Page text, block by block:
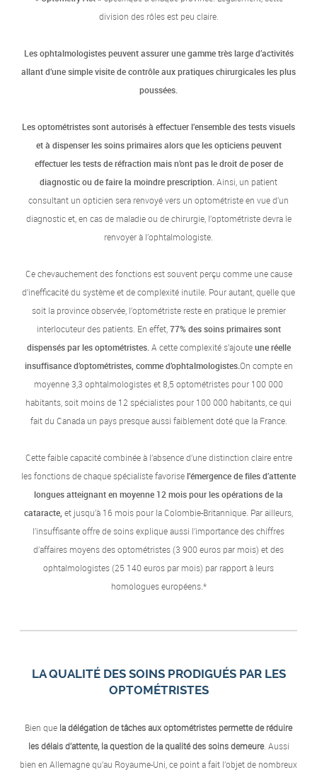
division des rôles est peu claire.
Les ophtalmologistes peuvent assurer une gamme très large d’activités
allant d’une simple visite de contrôle aux pratiques chirurgicales les plus
poussées.
Les optométristes sont autorisés à effectuer l’ensemble des tests visuels
et à dispenser les soins primaires alors que les opticiens peuvent
effectuer les tests de réfraction mais n’ont pas le droit de poser de
diagnostic ou de faire la moindre prescription.Ainsi, un patient
consultant un opticien sera renvoyé vers un optométriste en vue d’un
diagnostic et, en cas de maladie ou de chirurgie, l’optométriste devra le
renvoyer à l’ophtalmologiste.
Ce chevauchement des fonctions est souvent perçu comme une cause
d’inefficacité du système et de complexité inutile. Pour autant, quelle que
soit la province observée, l’optométriste reste en pratique le premier
interlocuteur des patients. En effet,77% des soins primaires sont
dispensés par les optométristes.A cette complexité s’ajouteune réelle
insuffisance d’optométristes, comme d’ophtalmologistes.On compte en
moyenne 3,3 ophtalmologistes et 8,5 optométristes pour 100 000
habitants, soit moins de 12 spécialistes pour 100 000 habitants, ce qui
fait du Canada un pays presque aussi faiblement doté que la France.
Cette faible capacité combinée à l’absence d’une distinction claire entre
les fonctions de chaque spécialiste favorisel’émergence de files d’attente
longues atteignant en moyenne 12 mois pour les opérations de la
cataracte, et jusqu’à 16 mois pour la Colombie-Britannique. Par ailleurs,
l’insuffisante offre de soins explique aussi l’importance des chiffres
d’affaires moyens des optométristes (3 900 euros par mois) et des
ophtalmologistes (25 140 euros par mois) par rapport à leurs
homologues européens.*
LA QUALITÉ DES SOINS PRODIGUÉS PAR LES
OPTOMÉTRISTES
Bien que la délégation de tâches aux optométristes permette de réduire
les délais d’attente, la question de la qualité des soins demeure. Aussi
bien en Allemagne qu’au Royaume-Uni, ce point a fait l’objet de nombreux